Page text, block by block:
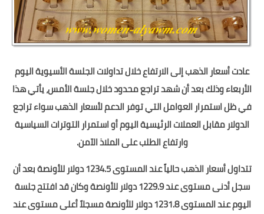
الجلسة الأسيوية اليوم
خلال جلسة الأمس، يأتي هذا
لأسعار الذهب سواء تراجع
أو استمرار التوترات السياسية
تتداول أسعار الذهب حالياً عند المستوى 1234.5 دولار للأونصة بعد أن
مستوى عند 1229.9 دولار للأونصة وكان قد افتتح جلسة
1231.8 دولار للأونصة مسجلاً أعلى مستوى عند